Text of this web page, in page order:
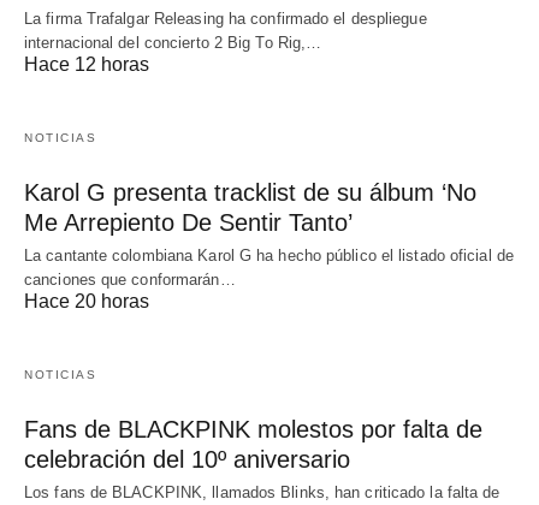
La firma Trafalgar Releasing ha confirmado el despliegue
internacional del concierto 2 Big To Rig,…
Hace 12 horas
NOTICIAS
Karol G presenta tracklist de su álbum ‘No
Me Arrepiento De Sentir Tanto’
La cantante colombiana Karol G ha hecho público el listado oficial de
canciones que conformarán…
Hace 20 horas
NOTICIAS
Fans de BLACKPINK molestos por falta de
celebración del 10º aniversario
Los fans de BLACKPINK, llamados Blinks, han criticado la falta de